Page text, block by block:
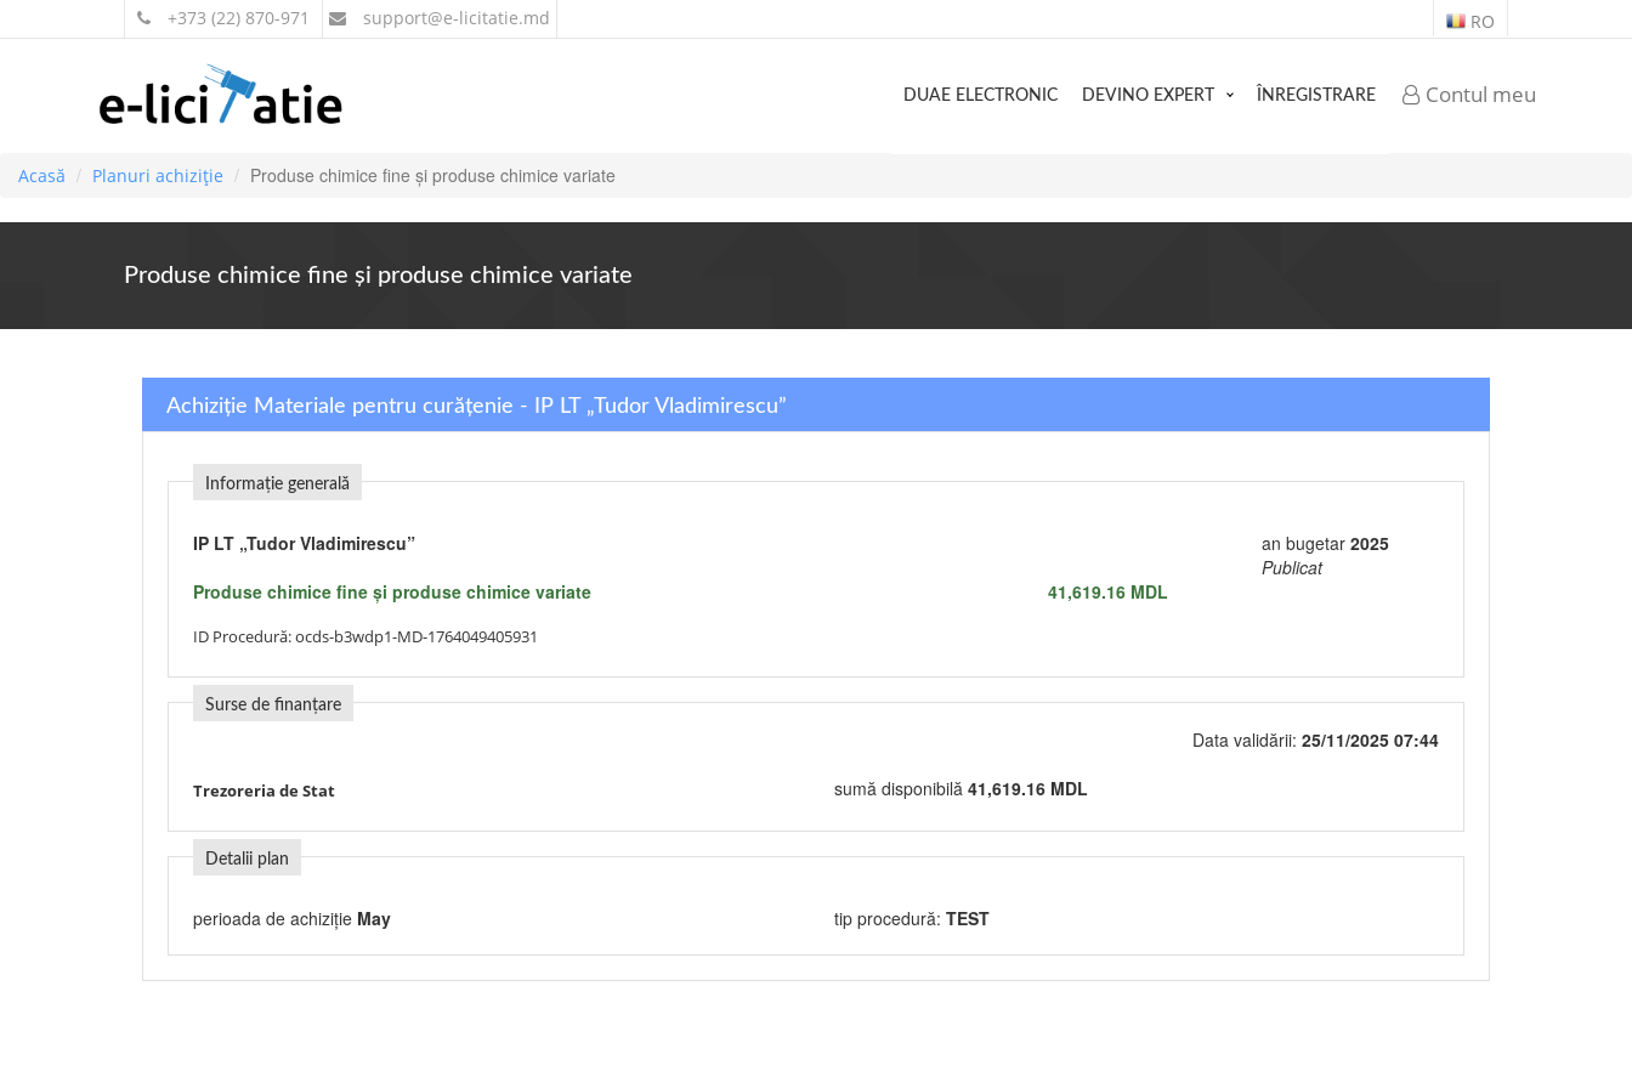
+373 (22) 870-971 support@e-licitatie.md RO
Contul meu
DUAE ELECTRONIC DEVINO EXPERT ÎNREGISTRARE
Acasă Planuri achiziție Produse chimice fine şi produse chimice variate
Produse chimice fine şi produse chimice variate
Achiziție Materiale pentru curățenie - IP LT „Tudor Vladimirescu”
Informație generală
IP LT „Tudor Vladimirescu” an bugetar 2025
Publicat
Produse chimice fine şi produse chimice variate
41,619.16 MDL
ID Procedură:ocds-b3wdp1-MD-1764049405931
Surse de finanțare
Data validării: 25/11/2025 07:44
Trezoreria de Stat sumă disponibilă 41,619.16 MDL
Detalii plan
perioada de achiziție May tip procedură: TEST